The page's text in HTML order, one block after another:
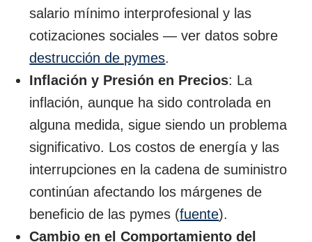
salario mínimo interprofesional y las
cotizaciones sociales — ver datos sobre
destrucción de pymes.
Inflación y Presión en Precios: La
inflación, aunque ha sido controlada en
alguna medida, sigue siendo un problema
significativo. Los costos de energía y las
interrupciones en la cadena de suministro
continúan afectando los márgenes de
beneficio de las pymes (fuente).
Cambio en el Comportamiento del